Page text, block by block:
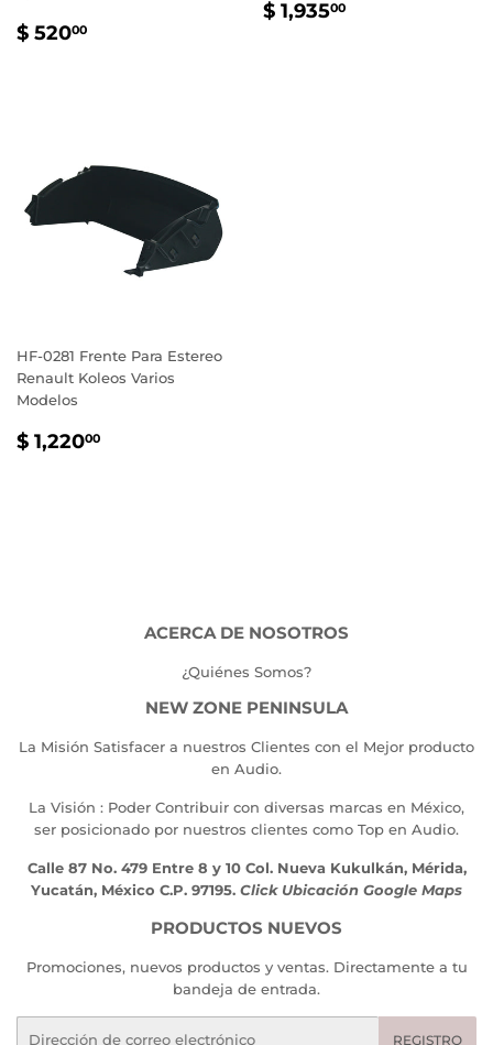
PRECIO
$ 52000
PRECIO
$ 1,93500
HF-0281 Frente Para Estereo
Renault Koleos Varios
Modelos
PRECIO
$ 1,22000
ACERCA DE NOSOTROS
¿Quiénes Somos?
NEW ZONE PENINSULA
La Misión Satisfacer a nuestros Clientes con el Mejor producto
en Audio.
La Visión : Poder Contribuir con diversas marcas en México,
ser posicionado por nuestros clientes como Top en Audio.
Calle 87 No. 479 Entre 8 y 10 Col. Nueva Kukulkán, Mérida,
Yucatán, México C.P. 97195. Click Ubicación Google Maps
PRODUCTOS NUEVOS
Promociones, nuevos productos y ventas. Directamente a tu
bandeja de entrada.
REGISTRO